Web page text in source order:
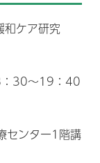
ケア研究
30～19：40
ター1階講